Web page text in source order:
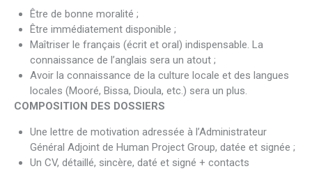
Être de bonne moralité ;
Être immédiatement disponible ;
Maîtriser le français (écrit et oral) indispensable. La
connaissance de l’anglais sera un atout ;
Avoir la connaissance de la culture locale et des langues
locales (Mooré, Bissa, Dioula, etc.) sera un plus.
COMPOSITION DES DOSSIERS
Une lettre de motivation adressée à l’Administrateur
Général Adjoint de Human Project Group, datée et signée ;
Un CV, détaillé, sincère, daté et signé + contacts